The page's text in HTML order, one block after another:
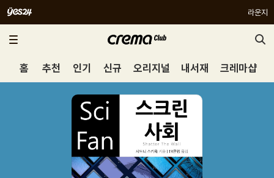
라운지
홈 추천 인기 신규 오리지널 내서재 크레마샵